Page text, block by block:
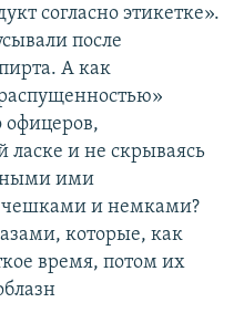
согласно этикетке».
после
А как
ласке и не скрываясь
ими
чешками и немками?
которые, как
время, потом их